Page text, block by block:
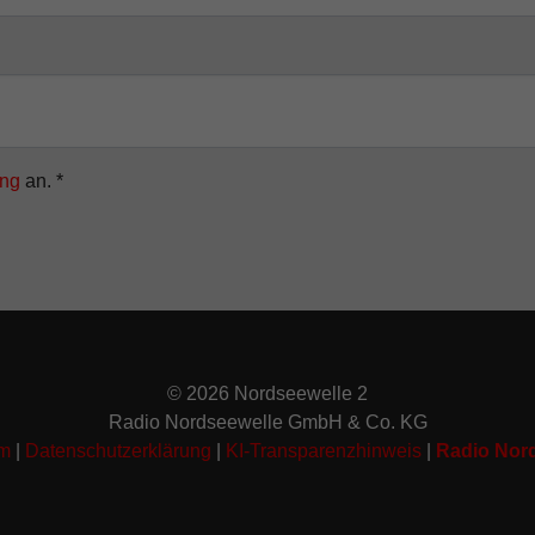
an. *
© 2026 Nordseewelle 2
Radio Nordseewelle GmbH & Co. KG
Datenschutzerklärung KI-Transparenzhinweis Radio